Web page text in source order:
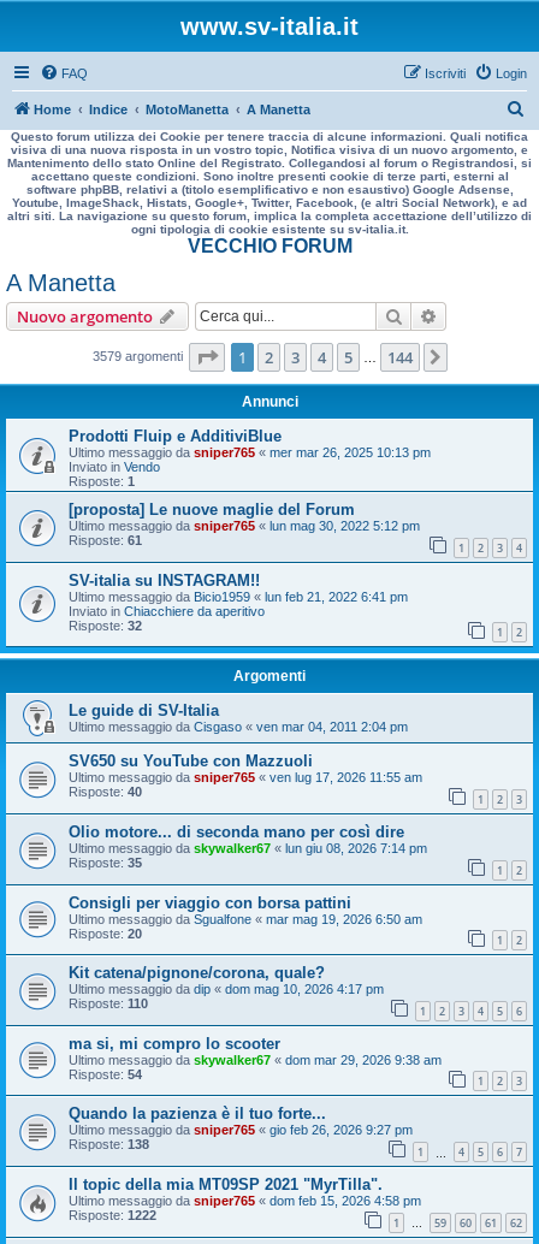
www.sv-italia.it
FAQ Login
Iscriviti
Home Indice MotoManetta A Manetta
e
r
a
Questo forum utilizza dei Cookie per tenere traccia di alcune informazioni. Quali notifica
visiva di una nuova risposta in un vostro topic, Notifica visiva di un nuovo argomento, e
Mantenimento dello stato Online del Registrato. Collegandosi al forum o Registrandosi, si
accettano queste condizioni. Sono inoltre presenti cookie di terze parti, esterni al
software phpBB, relativi a (titolo esemplificativo e non esaustivo) Google Adsense,
Youtube, ImageShack, Histats, Google+, Twitter, Facebook, (e altri Social Network), e ad
altri siti. La navigazione su questo forum, implica la completa accettazione dell’utilizzo di
ogni tipologia di cookie esistente su sv-italia.it.
VECCHIO FORUM
A Manetta
Nuovo argomento Cerca
3579 argomenti Pagina di 144
1 2 3 4 5 144
Annunci
Prodotti Fluip e AdditiviBlue
Ultimo messaggio da sniper765 « mer mar 26, 2025 10:13 pm
Inviato in Vendo
Risposte: 1
[proposta] Le nuove maglie del Forum
Ultimo messaggio da sniper765 « lun mag 30, 2022 5:12 pm
Risposte: 61 1 2 3 4
SV-italia su INSTAGRAM!!
Ultimo messaggio da Bicio1959 « lun feb 21, 2022 6:41 pm
Inviato in Chiacchiere da aperitivo
Risposte: 32 1 2
Argomenti
Le guide di SV-Italia
Ultimo messaggio da Cisgaso « ven mar 04, 2011 2:04 pm
SV650 su YouTube con Mazzuoli
Ultimo messaggio da sniper765 « ven lug 17, 2026 11:55 am
Risposte: 40 1 2 3
Olio motore... di seconda mano per così dire
Ultimo messaggio da skywalker67 « lun giu 08, 2026 7:14 pm
Risposte: 35 1 2
Consigli per viaggio con borsa pattini
Ultimo messaggio da Sgualfone « mar mag 19, 2026 6:50 am
Risposte: 20 1 2
Kit catena/pignone/corona, quale?
Ultimo messaggio da dip « dom mag 10, 2026 4:17 pm
Risposte: 110 1 2 3 4 5 6
ma si, mi compro lo scooter
Ultimo messaggio da skywalker67 « dom mar 29, 2026 9:38 am
Risposte: 54 1 2 3
Quando la pazienza è il tuo forte...
Ultimo messaggio da sniper765 « gio feb 26, 2026 9:27 pm
Risposte: 138 1 4 5 6 7
Il topic della mia MT09SP 2021 "MyrTilla".
Ultimo messaggio da sniper765 « dom feb 15, 2026 4:58 pm
Risposte: 1222 1 … 59 60 61 62